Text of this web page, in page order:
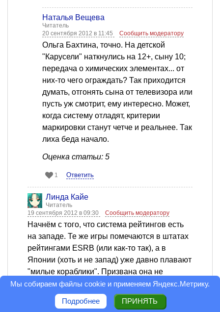
Наталья Вещева
Читатель
20 сентября 2012 в 11:45
Сообщить модератору
Ольга Бахтина, точно. На детской
"Карусели" наткнулись на 12+, сыну 10;
передача о химических элементах... от
них-то чего ограждать? Так приходится
думать, отгонять сына от телевизора или
пусть уж смотрит, ему интересно. Может,
когда систему отладят, критерии
маркировки станут четче и реальнее. Так
лиха беда начало.
Оценка статьи: 5
1 Ответить
Линда Кайе
Читатель
19 сентября 2012 в 09:30
Сообщить модератору
Начнём с того, что система рейтингов есть
на западе. Те же игры помечаются в штатах
рейтингами ESRB (или как-то так), а в
Японии (хоть и не запад) уже давно плавают
"милые кораблики". Призвана она не
телепатическимим методами оградить детей
от плохого контента и не для оправдания
существования западных чиновников, а
Мы собираем файлы cookie и применяем Яндекс.Метрику.
Подробнее ПРИНЯТЬ